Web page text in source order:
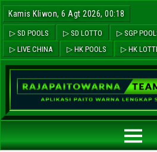
Kamis Kliwon, 6 Agt 2026, 00:18
▷ SD POOLS ▷ SD LOTTO ▷ SGP
▷ LIVE CHINA
▷ HK POOLS ▷ HK